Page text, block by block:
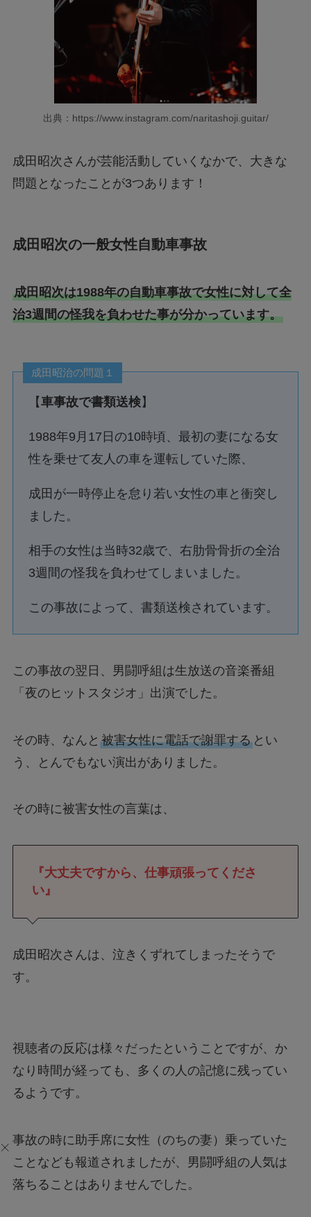
出典：https://www.instagram.com/naritashoji.guitar/
成田昭次さんが芸能活動していくなかで、大きな
問題となったことが3つあります！
成田昭次の一般女性自動車事故
成田昭次は1988年の自動車事故で女性に対して全
治3週間の怪我を負わせた事が分かっています。
成田昭治の問題１
【車事故で書類送検】
1988年9月17日の10時頃、最初の妻になる女
性を乗せて友人の車を運転していた際、
成田が一時停止を怠り若い女性の車と衝突し
ました。
相手の女性は当時32歳で、右肋骨骨折の全治
3週間の怪我を負わせてしまいました。
この事故によって、書類送検されています。
この事故の翌日、男闘呼組は生放送の音楽番組
「夜のヒットスタジオ」出演でした。
その時、なんと 被害女性に電話で謝罪するとい
う、とんでもない演出がありました。
その時に被害女性の言葉は、
『大丈夫ですから、仕事頑張ってくださ
い』
成田昭次さんは、泣きくずれてしまったそうで
す。
視聴者の反応は様々だったということですが、か
なり時間が経っても、多くの人の記憶に残ってい
るようです。
事故の時に助手席に女性（のちの妻）乗っていた
ことなども報道されましたが、男闘呼組の人気は
落ちることはありませんでした。